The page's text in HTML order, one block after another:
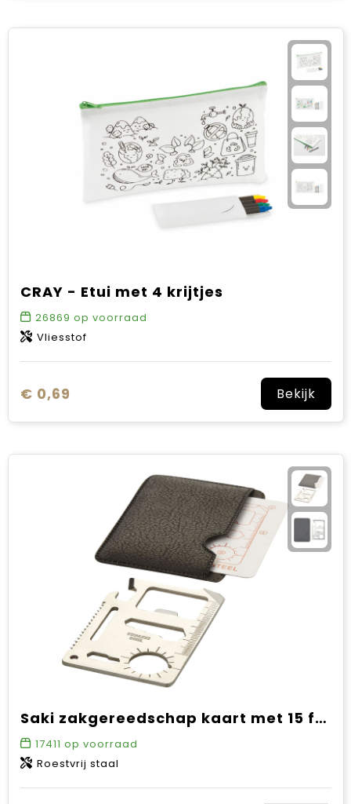
CRAY - Etui met 4 krijtjes
26869 op voorraad
Vliesstof
€ 0,69 Bekijk
Saki zakgereedschap kaart met 15 functies
17411 op voorraad
Roestvrij staal